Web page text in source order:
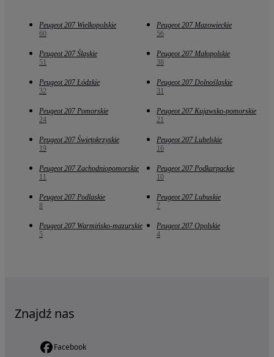
Peugeot 207 Wielkopolskie
60
Peugeot 207 Mazowieckie
56
Peugeot 207 Śląskie
51
Peugeot 207 Małopolskie
38
Peugeot 207 Łódzkie
32
Peugeot 207 Dolnośląskie
31
Peugeot 207 Pomorskie
24
Peugeot 207 Kujawsko-pomorskie
21
Peugeot 207 Świętokrzyskie
19
Peugeot 207 Lubelskie
16
Peugeot 207 Zachodniopomorskie
11
Peugeot 207 Podkarpackie
10
Peugeot 207 Podlaskie
8
Peugeot 207 Lubuskie
7
Peugeot 207 Warmińsko-mazurskie
5
Peugeot 207 Opolskie
4
Znajdź nas
Facebook